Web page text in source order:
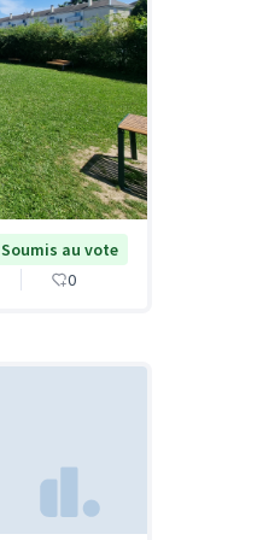
Soumis au vote
0